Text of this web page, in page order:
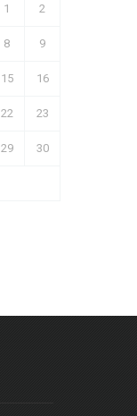
1 2
8 9
15 16
22 23
29 30